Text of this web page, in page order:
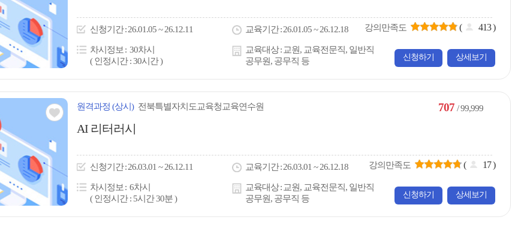
아
이
콘
신청기간 26.01.05 ~ 26.12.11 교육기간 26.01.05 ~ 26.12.18
차시정보
30차시
( 인정시간 : 30시간 )
교육대상 교원, 교육전문직, 일반직
공무원, 공무직 등
강의만족도 ( 413)
신청하기 상세보기
원격과정 (상시) 전북특별자치도교육청교육연수원
관심
아
이
콘
AI 리터러시
신청기간 26.03.01 ~ 26.12.11 교육기간 26.03.01 ~ 26.12.18
차시정보
6차시
( 인정시간 : 5시간 30분 )
교육대상 교원, 교육전문직, 일반직
공무원, 공무직 등
강의만족도 ( 17)
707 / 99,999
신청하기 상세보기